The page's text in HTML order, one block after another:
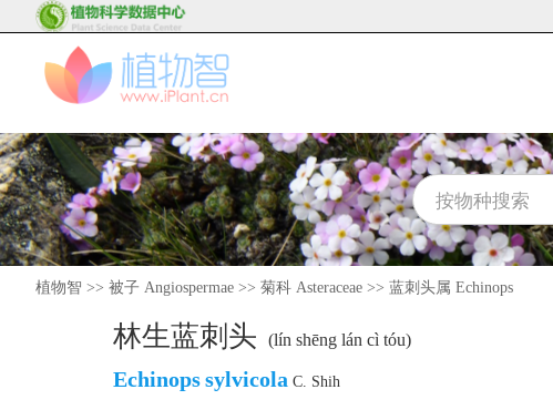
植物智 >> 被子 Angiospermae >> 菊科 Asteraceae >> 蓝刺头属 Echinops
林生蓝刺头 (lín shēng lán cì tóu)
Echinopssylvicola C. Shih